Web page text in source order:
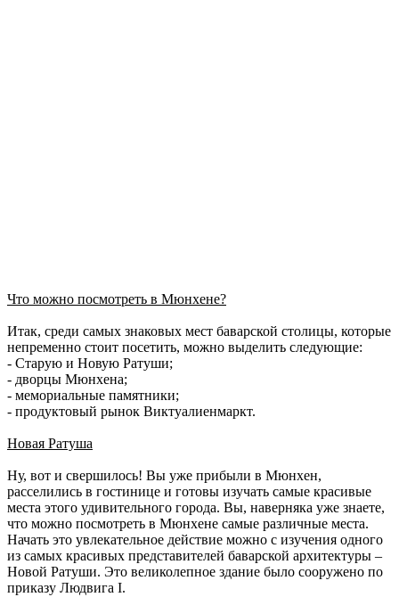
Что можно посмотреть в Мюнхене?
Итак, среди самых знаковых мест баварской столицы, которые
непременно стоит посетить, можно выделить следующие:
- Старую и Новую Ратуши;
- дворцы Мюнхена;
- мемориальные памятники;
- продуктовый рынок Виктуалиенмаркт.
Новая Ратуша
Ну, вот и свершилось! Вы уже прибыли в Мюнхен,
расселились в гостинице и готовы изучать самые красивые
места этого удивительного города. Вы, наверняка уже знаете,
что можно посмотреть в Мюнхене самые различные места.
Начать это увлекательное действие можно с изучения одного
из самых красивых представителей баварской архитектуры –
Новой Ратуши. Это великолепное здание было сооружено по
приказу Людвига I.